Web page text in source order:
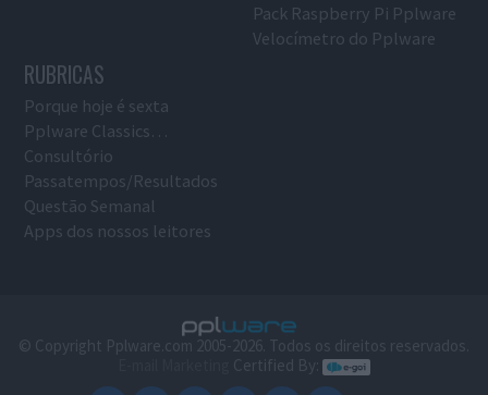
Pack Raspberry Pi Pplware
Velocímetro do Pplware
RUBRICAS
Porque hoje é sexta
Pplware Classics…
Consultório
Passatempos/Resultados
Questão Semanal
Apps dos nossos leitores
© Copyright Pplware.com 2005-2026. Todos os direitos reservados.
Certified By: